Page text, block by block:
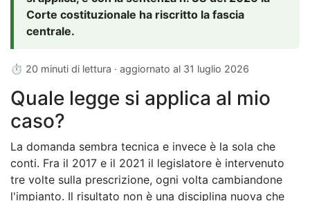
Corte costituzionale ha riscritto la fascia
centrale.
⏱ 20 minuti di lettura · aggiornato al 31 luglio 2026
Quale legge si applica al mio
caso?
La domanda sembra tecnica e invece è la sola che
conti. Fra il 2017 e il 2021 il legislatore è intervenuto
tre volte sulla prescrizione, ogni volta cambiandone
l'impianto. Il risultato non è una disciplina nuova che